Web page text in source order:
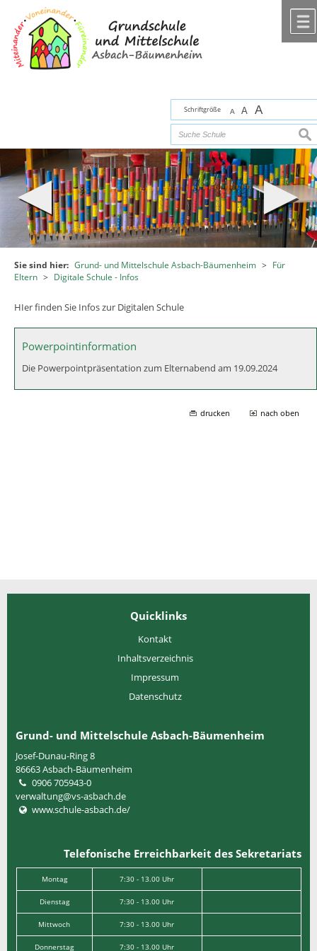
Zum Inhalt,
Schriftgröße A A A
Sie sind hier: Grund- und Mittelschule Asbach-Bäumenheim >
Für
Eltern > Digitale Schule - Infos
HIer finden Sie Infos zur Digitalen Schule
Powerpointinformation
Die Powerpointpräsentation zum Elternabend am 19.09.2024
drucken nach oben
Quicklinks
Kontakt
Inhaltsverzeichnis
Impressum
Datenschutz
Grund- und Mittelschule Asbach-Bäumenheim
Josef-Dunau-Ring 8
86663Asbach-Bäumenheim
0906 705943-0
verwaltung@vs-asbach.de
www.schule-asbach.de/
Telefonische Erreichbarkeit des Sekretariats
Montag 7:30 - 13.00 Uhr
Dienstag 7:30 - 13.00 Uhr
Mittwoch 7:30 - 13.00 Uhr
Donnerstag 7:30 - 13.00 Uhr